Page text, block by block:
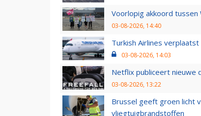
Voorlopig akkoord tussen
03-08-2026, 14:40
Turkish Airlines
03-08-2026, 14:03
Netflix publiceert nieuwe
03-08-2026, 13:22
Brussel geeft groen licht
vliegtuigbrandstoffen